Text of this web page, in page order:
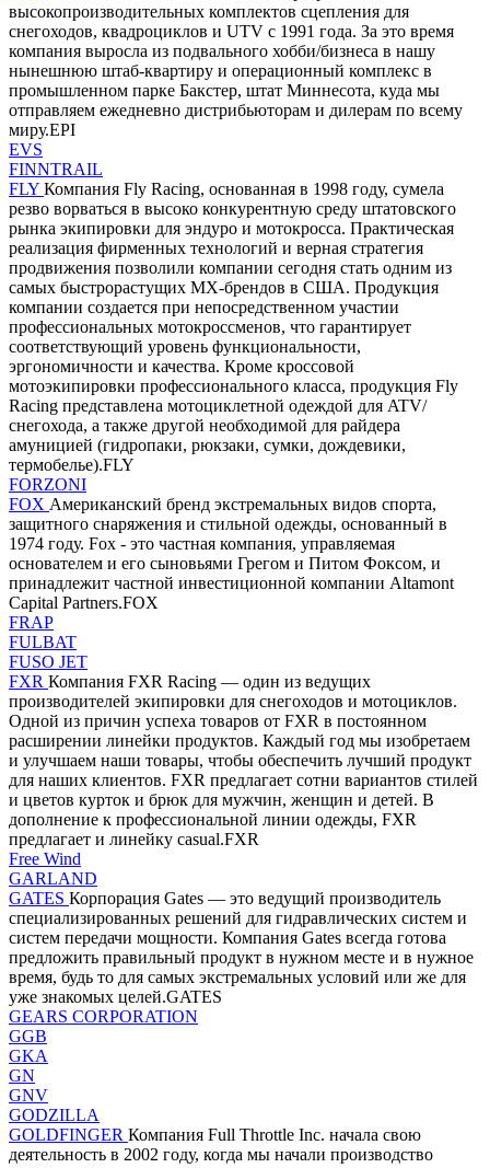
высокопроизводительных комплектов сцепления для
снегоходов, квадроциклов и UTV с 1991 года. За это время
компания выросла из подвального хобби/бизнеса в нашу
нынешнюю штаб-квартиру и операционный комплекс в
промышленном парке Бакстер, штат Миннесота, куда мы
отправляем ежедневно дистрибьюторам и дилерам по всему
миру.EPI
EVS
FINNTRAIL
FLY Компания Fly Racing, основанная в 1998 году, сумела
резво ворваться в высоко конкурентную среду штатовского
рынка экипировки для эндуро и мотокросса. Практическая
реализация фирменных технологий и верная стратегия
продвижения позволили компании сегодня стать одним из
самых быстрорастущих MX-брендов в США. Продукция
компании создается при непосредственном участии
профессиональных мотокроссменов, что гарантирует
соответствующий уровень функциональности,
эргономичности и качества. Кроме кроссовой
мотоэкипировки профессионального класса, продукция Fly
Racing представлена мотоциклетной одеждой для ATV/
снегохода, а также другой необходимой для райдера
амуницией (гидропаки, рюкзаки, сумки, дождевики,
термобелье).FLY
FORZONI
FOX Американский бренд экстремальных видов спорта,
защитного снаряжения и стильной одежды, основанный в
1974 году. Fox - это частная компания, управляемая
основателем и его сыновьями Грегом и Питом Фоксом, и
принадлежит частной инвестиционной компании Altamont
Capital Partners.FOX
FRAP
FULBAT
FUSO JET
FXR Компания FXR Racing — один из ведущих
производителей экипировки для снегоходов и мотоциклов.
Одной из причин успеха товаров от FXR в постоянном
расширении линейки продуктов. Каждый год мы изобретаем
и улучшаем наши товары, чтобы обеспечить лучший продукт
для наших клиентов. FXR предлагает сотни вариантов стилей
и цветов курток и брюк для мужчин, женщин и детей. В
дополнение к профессиональной линии одежды, FXR
предлагает и линейку casual.FXR
Free Wind
GARLAND
GATES Корпорация Gates — это ведущий производитель
специализированных решений для гидравлических систем и
систем передачи мощности. Компания Gates всегда готова
предложить правильный продукт в нужном месте и в нужное
время, будь то для самых экстремальных условий или же для
уже знакомых целей.GATES
GEARS CORPORATION
GGB
GKA
GN
GNV
GODZILLA
GOLDFINGER Компания Full Throttle Inc. начала свою
деятельность в 2002 году, когда мы начали производство